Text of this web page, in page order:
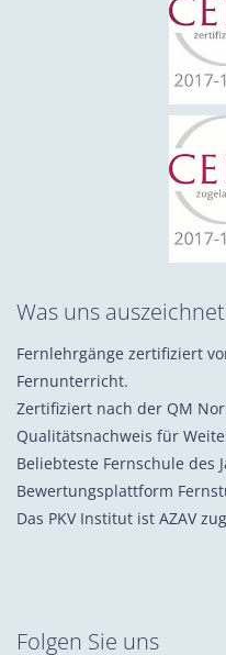
Was uns auszeichnet
Fernlehrgänge zertifiziert
Fernunterricht.
Zertifiziert nach der QM
Qualitätsnachweis für
Beliebteste Fernschule des
Bewertungsplattform
Das PKV Institut ist AZAV
Folgen Sie uns